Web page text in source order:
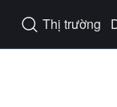
 Thị trường